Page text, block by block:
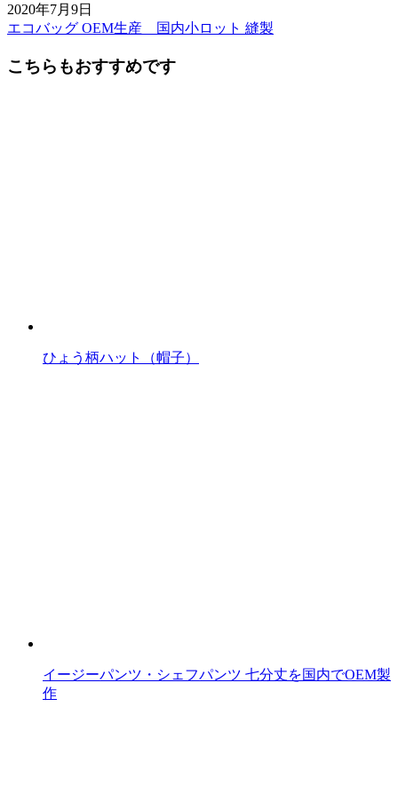
2020年7月9日
前
後
エコバッグ OEM生産 国内小ロット 縫製
こちらもおすすめです
ひょう柄ハット（帽子）
イージーパンツ・シェフパンツ 七分丈を国内でOEM製
作